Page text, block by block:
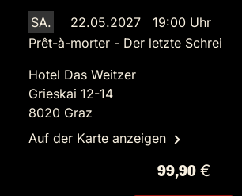
SA.
22.05.2027 19:00 Uhr
Prêt-à-morter - Der letzte Schrei
Hotel Das Weitzer
Grieskai 12-14
8020 Graz
Auf der Karte anzeigen
99,90 €